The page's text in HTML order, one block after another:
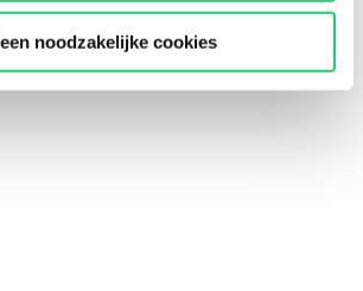
noodzakelijke cookies